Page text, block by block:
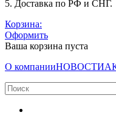
5. Доставка по РФ и СНГ.
Корзина:
Оформить
Ваша корзина пуста
О компанииНОВОСТИ